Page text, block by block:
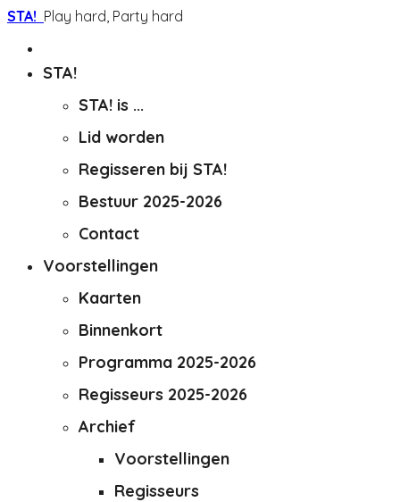
STA! Play hard, Party hard
STA!
STA! is ...
Lid worden
Regisseren bij STA!
Bestuur 2025-2026
Contact
Voorstellingen
Kaarten
Binnenkort
Programma 2025-2026
Regisseurs 2025-2026
Archief
Voorstellingen
Regisseurs